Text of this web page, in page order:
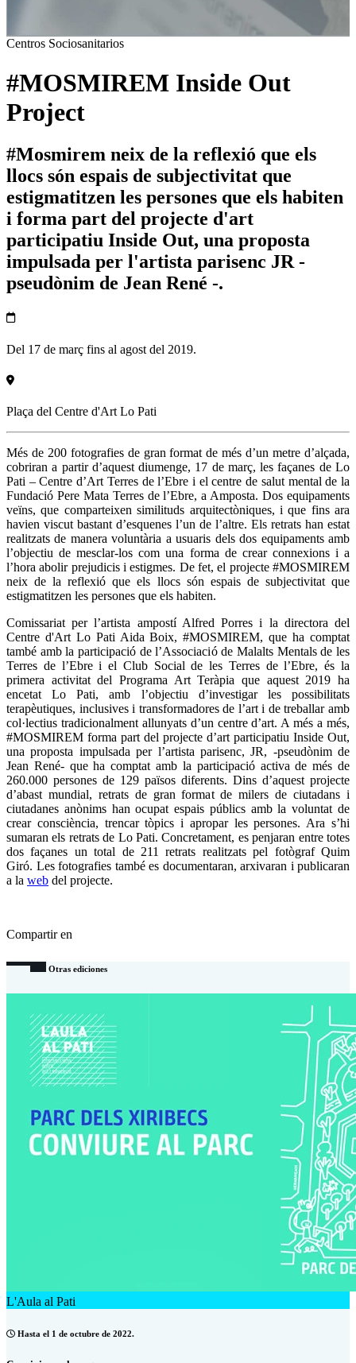
Centros Sociosanitarios
#MOSMIREM Inside Out
Project
#Mosmirem neix de la reflexió que els
llocs són espais de subjectivitat que
estigmatitzen les persones que els habiten
i forma part del projecte d'art
participatiu Inside Out, una proposta
impulsada per l'artista parisenc JR -
pseudònim de Jean René -.
Del 17 de març fins al agost del 2019.
Plaça del Centre d'Art Lo Pati
Més de 200 fotografies de gran format de més d’un metre d’alçada,
cobriran a partir d’aquest diumenge, 17 de març, les façanes de Lo
Pati – Centre d’Art Terres de l’Ebre i el centre de salut mental de la
Fundació Pere Mata Terres de l’Ebre, a Amposta. Dos equipaments
veïns, que comparteixen similituds arquitectòniques, i que fins ara
havien viscut bastant d’esquenes l’un de l’altre. Els retrats han estat
realitzats de manera voluntària a usuaris dels dos equipaments amb
l’objectiu de mesclar-los com una forma de crear connexions i a
l’hora abolir prejudicis i estigmes. De fet, el projecte #MOSMIREM
neix de la reflexió que els llocs són espais de subjectivitat que
estigmatitzen les persones que els habiten.
Comissariat per l’artista ampostí Alfred Porres i la directora del
Centre d'Art Lo Pati Aida Boix, #MOSMIREM, que ha comptat
també amb la participació de l’Associació de Malalts Mentals de les
Terres de l’Ebre i el Club Social de les Terres de l’Ebre, és la
primera activitat del Programa Art Teràpia que aquest 2019 ha
encetat Lo Pati, amb l’objectiu d’investigar les possibilitats
terapèutiques, inclusives i transformadores de l’art i de treballar amb
col·lectius tradicionalment allunyats d’un centre d’art. A més a més,
#MOSMIREM forma part del projecte d’art participatiu Inside Out,
una proposta impulsada per l’artista parisenc, JR, -pseudònim de
Jean René- que ha comptat amb la participació activa de més de
260.000 persones de 129 països diferents. Dins d’aquest projecte
d’abast mundial, retrats de gran format de milers de ciutadans i
ciutadanes anònims han ocupat espais públics amb la voluntat de
crear consciència, trencar tòpics i apropar les persones. Ara s’hi
sumaran els retrats de Lo Pati. Concretament, es penjaran entre totes
dos façanes un total de 211 retrats realitzats pel fotògraf Quim
Giró. Les fotografies també es documentaran, arxivaran i publicaran
a la web del projecte.
Compartir en
Otras ediciones
L'Aula al Pati
Hasta el 1 de octubre de 2022.